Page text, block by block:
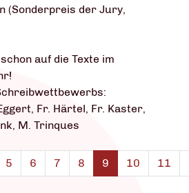
(Sonderpreis der Jury,
auf die Texte im
Fr. Härtel, Fr. Kaster,
M. Trinques
5 6 7 8 9 10 11